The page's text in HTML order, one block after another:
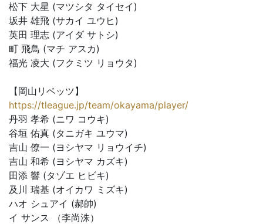
松下 大星 (マツシタ タイセイ)
坂井 雄飛 (サカイ ユウヒ)
英田 理志 (アイダ サトシ)
町 飛鳥 (マチ アスカ)
福光 凌大 (フクミツ リョウタ)
【岡山リベッツ】
https://tleague.jp/team/okayama/player/
丹羽 孝希 (ニワ コウキ)
谷垣 佑真 (タニガキ ユウマ)
吉山 僚一 (ヨシヤマ リョウイチ)
吉山 和希 (ヨシヤマ カズキ)
田添 響 (タゾエ ヒビキ)
及川 瑞基 (オイカワ ミズキ)
ハオ シュアイ (郝帥)
イ サンス （李尚洙）